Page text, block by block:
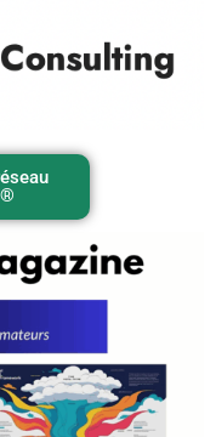
l’avenir